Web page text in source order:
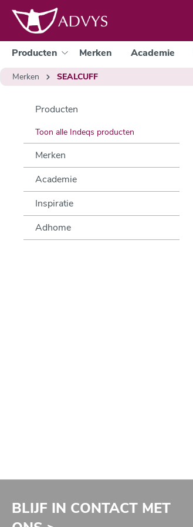
zoekopdracht Ga naar de hoofdnavigatie
Producten Merken Academie
Merken
SEALCUFF
Producten
Toon alle Indeqs producten
Merken
Academie
Inspiratie
Adhome
BLIJF IN CONTACT MET